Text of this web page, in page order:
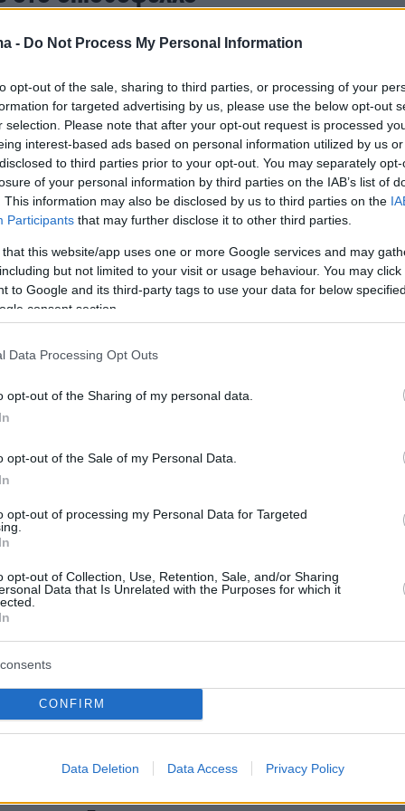
- Do Not Process My Personal Information
opt-out of the sale, sharing to third parties, or processing of your
for targeted advertising by us, please use the below opt-out
selection. Please note that after your opt-out request is processed
interest-based ads based on personal information utilized by us
to third parties prior to your opt-out. You may separately
of your personal information by third parties on the IAB’s list of
This information may also be disclosed by us to third parties on the
Participants that may further disclose it to other third parties.
that this website/app uses one or more Google services and may
but not limited to your visit or usage behaviour. You may
to Google and its third-party tags to use your data for below
consent section.
Data Processing Opt Outs
opt-out of the Sharing of my personal data.
opt-out of the Sale of my Personal Data.
opt-out of processing my Personal Data for Targeted
opt-out of Collection, Use, Retention, Sale, and/or Sharing
Data that Is Unrelated with the Purposes for which it
CONFIRM
Data Deletion Data Access Privacy Policy
παπα-Γιακείμη και της πρεσβυτέρας
ακμάζουσα μακεδονική κωμόπολη,
και κοινωνικής τάξης. Εκεί μεγαλώνουν
η Ζόλια και η Ρήνα, υιοθετημένες, και η
Βγέρω, καρποί ενός γάμου που άργησε να
όλα μοιάζουν άψογα. Στο εσωτερικό, όμως,
φόβοι και επιθυμίες που δεν βρίσκουν
αρχίζει να ραγίζει. Η αποκάλυψη
δεν μένει όρθιο.
κόρες, σύζυγοι– καλούνται να
σε έναν κόσμο όπου η γυναικεία υποταγή
και η «τάξη» δικαιολογεί κάθε
ακόμα και οι πιο ακραίες, έρχονται ως
συνθηκών, καταπίεσης και
Όμως υπάρχουν και πράξεις που